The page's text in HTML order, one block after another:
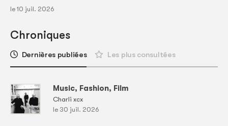
le 10 juil. 2026
Chroniques
Dernières publiées Les plus consultées
Music, Fashion, Film
Charli xcx
le 30 juil. 2026